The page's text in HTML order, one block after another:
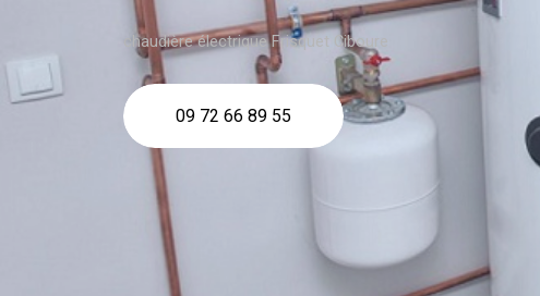
chaudière électrique Frisquet Ciboure
09 72 66 89 55